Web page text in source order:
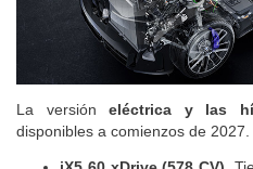
La versióneléctrica y las
disponibles a comienzos de